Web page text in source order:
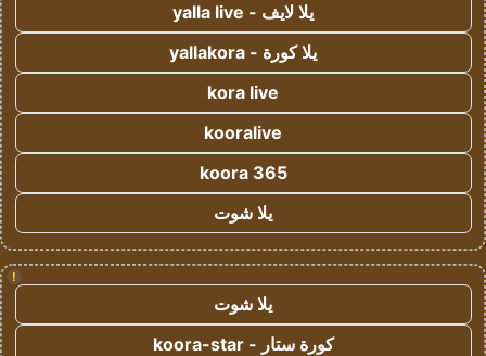
يلا لايف - yalla live
يلا كورة - yallakora
kora live
kooralive
koora 365
يلا شوت
!
يلا شوت
كورة ستار - koora-star